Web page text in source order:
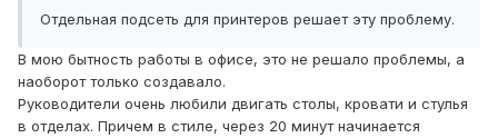
Отдельная подсеть для принтеров решает эту проблему.
В мою бытность работы в офисе, это не решало проблемы, а
наоборот только создавало.
Руководители очень любили двигать столы, кровати и стулья
в отделах. Причем в стиле, через 20 минут начинается